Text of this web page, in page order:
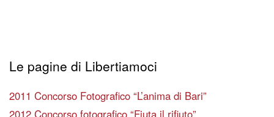
Le pagine di Libertiamoci
2011 Concorso Fotografico “L’anima di Bari”
2012 Concorso fotografico “Fiuta il rifiuto”